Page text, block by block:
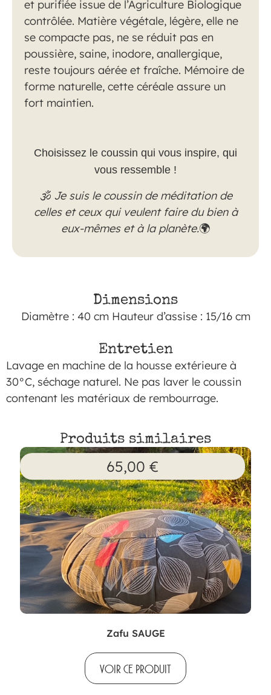
et purifiée issue de l’Agriculture Biologique
contrôlée. Matière végétale, légère, elle ne
se compacte pas, ne se réduit pas en
poussière, saine, inodore, anallergique,
reste toujours aérée et fraîche. Mémoire de
forme naturelle, cette céréale assure un
fort maintien.
Choisissez le coussin qui vous inspire, qui
vous ressemble !
🕉 Je suis le coussin de méditation de
celles et ceux qui veulent faire du bien à
eux-mêmes et à la planète.🌍
Dimensions
Diamètre : 40 cm Hauteur d’assise : 15/16 cm
Entretien
Lavage en machine de la housse extérieure à
30°C, séchage naturel. Ne pas laver le coussin
contenant les matériaux de rembourrage.
Produits similaires
65,00 €
Zafu SAUGE
VOIR CE PRODUIT